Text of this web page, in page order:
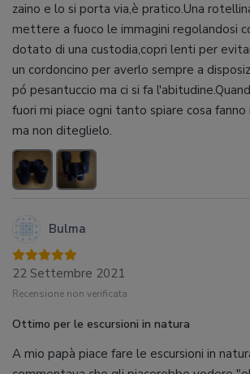
zaino e lo si porta via,è pratico.Una
mettere a fuoco le immagini regolandosi
dotato di una custodia,copri lenti per
un cordoncino per averlo sempre a
pó pesantuccio ma ci si fa
fuori mi piace ogni tanto spiare cosa
ma non diteglielo.
Bulma
22 Settembre 2021
Recensione non verificata
Ottimo per le escursioni in natura
A mio papà piace fare le escursioni in